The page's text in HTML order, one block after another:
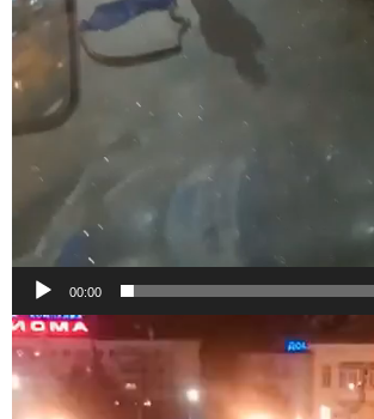
00:00
Видеоплеер